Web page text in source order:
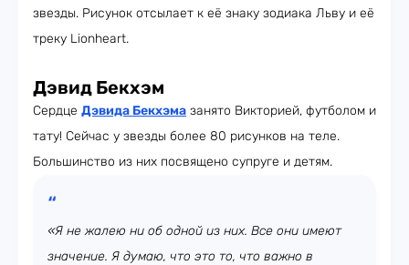
звезды. Рисунок отсылает к её знаку зодиака Льву и её
треку Lionheart.
Дэвид Бекхэм
Сердце Дэвида Бекхэма занято Викторией, футболом и
тату! Сейчас у звезды более 80 рисунков на теле.
Большинство из них посвящено супруге и детям.
«Я не жалею ни об одной из них. Все они имеют
значение. Я думаю, что это то, что важно в